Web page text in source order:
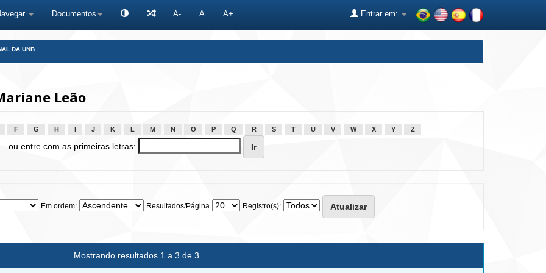
Documentos A- A A+ Entrar em:
DA UNB
Leão
F G H J K L M N O P Q R S T U V W X Y Z
ou entre com as primeiras letras:
Em ordem: Resultados/Página Registro(s):
Mostrando resultados 1 a 3 de 3